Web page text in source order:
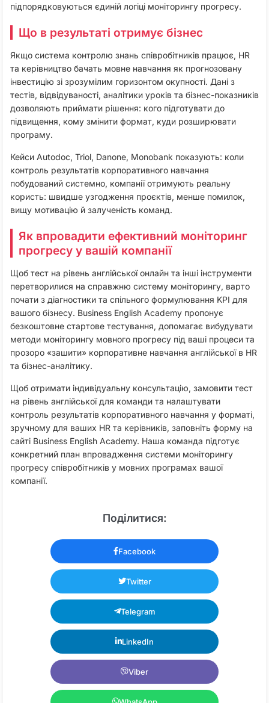
підпорядковуються єдиній логіці моніторингу прогресу.​
Що в результаті отримує бізнес
Якщо система контролю знань співробітників працює, HR
та керівництво бачать мовне навчання як прогнозовану
інвестицію зі зрозумілим горизонтом окупності. Дані з
тестів, відвідуваності, аналітики уроків та бізнес-показників
дозволяють приймати рішення: кого підготувати до
підвищення, кому змінити формат, куди розширювати
програму.​
Кейси Autodoc, Triol, Danone, Monobank показують: коли
контроль результатів корпоративного навчання
побудований системно, компанії отримують реальну
користь: швидше узгодження проєктів, менше помилок,
вищу мотивацію й залученість команд.
Як впровадити ефективний моніторинг
прогресу у вашій компанії
Щоб тест на рівень англійської онлайн та інші інструменти
перетворилися на справжню систему моніторингу, варто
почати з діагностики та спільного формулювання KPI для
вашого бізнесу. Business English Academy пропонує
безкоштовне стартове тестування, допомагає вибудувати
методи моніторингу мовного прогресу під ваші процеси та
прозоро «зашити» корпоративне навчання англійської в HR
та бізнес-аналітику.​
Щоб отримати індивідуальну консультацію, замовити тест
на рівень англійської для команди та налаштувати
контроль результатів корпоративного навчання у форматі,
зручному для ваших HR та керівників, заповніть форму на
сайті Business English Academy. Наша команда підготує
конкретний план впровадження системи моніторингу
прогресу співробітників у мовних програмах вашої
компанії.​
Поділитися:
Facebook
Twitter
Telegram
LinkedIn
Viber